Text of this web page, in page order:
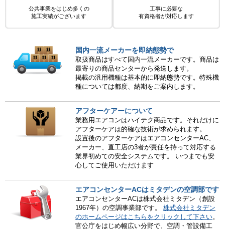
公共事業をはじめ多くの
施工実績がございます
工事に必要な
有資格者が対応します
国内一流メーカーを即納態勢で
取扱商品はすべて国内一流メーカーです。商品は
最寄りの商品センターから発送します。
掲載の汎用機種は基本的に即納態勢です。特殊機
種については都度、納期をご案内します。
アフターケアーについて
業務用エアコンはハイテク商品です。それだけに
アフターケアは的確な技術が求められます。
設置後のアフターケアはエアコンセンターAC、
メーカー、直工店の3者が責任を持って対応する
業界初めての安全システムです。 いつまでも安
心してご使用いただけます
エアコンセンターACはミタデンの空調部です
エアコンセンターACは株式会社ミタデン（創設
1967年）の空調事業部です。 株式会社ミタデン
のホームページはこちらをクリックして下さい。
官公庁をはじめ幅広い分野で、空調・管設備工